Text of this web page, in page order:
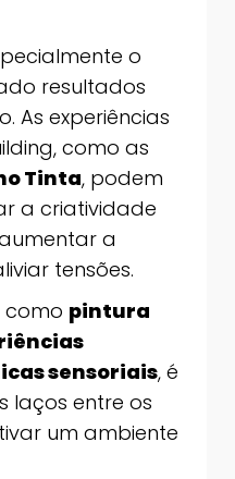
o
resultados
As experiências
como as
Tinta, podem
a criatividade
a
tensões.
como pintura
sensoriais, é
laços entre os
um ambiente